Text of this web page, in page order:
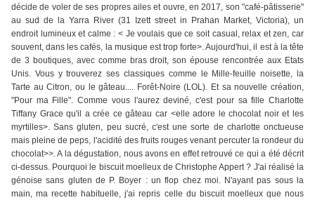
décide de voler de ses propres ailes et ouvre, en 2017, son "café-pâtisserie"
au sud de la Yarra River (31 Izett street in Prahan Market, Victoria), un
endroit lumineux et calme : < Je voulais que ce soit casual, relax et zen, car
souvent, dans les cafés, la musique est trop forte>. Aujourd'hui, il est à la tête
de 3 boutiques, avec comme bras droit, son épouse rencontrée aux Etats
Unis. Vous y trouverez ses classiques comme le Mille-feuille noisette, la
Tarte au Citron, ou le gâteau.... Forêt-Noire (LOL). Et sa nouvelle création,
"Pour ma Fille". Comme vous l'aurez deviné, c'est pour sa fille Charlotte
Tiffany Grace qu'il a crée ce gâteau car <elle adore le chocolat noir et les
myrtilles>. Sans gluten, peu sucré, c'est une sorte de charlotte onctueuse
mais pleine de peps, l'acidité des fruits rouges venant percuter la rondeur du
chocolat>>. A la dégustation, nous avons en effet retrouvé ce qui a été décrit
ci-dessus. Pourquoi le biscuit moelleux de Christophe Appert ? J'ai réalisé la
génoise sans gluten de P. Boyer : un flop chez moi. N'ayant pas sous la
main, ma recette habituelle, j'ai repris celle du biscuit moelleux que nous